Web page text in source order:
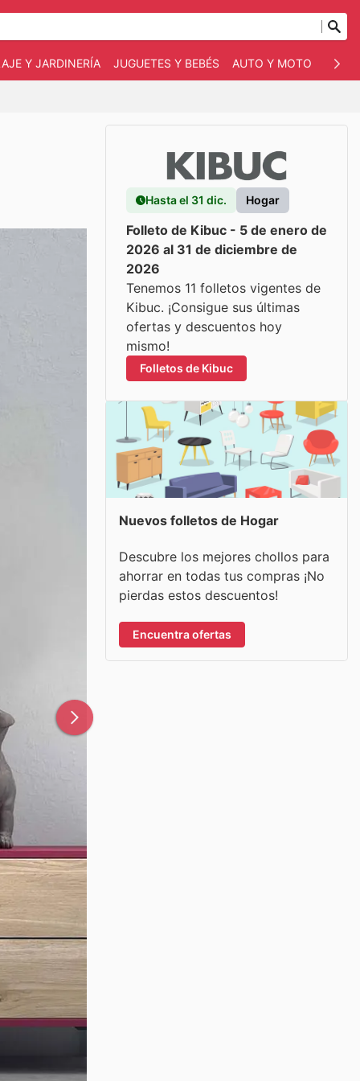
Y JARDINERÍA JUGUETES Y BEBÉS AUTO Y MOTO
Hasta el 31 dic. Hogar
Folleto de Kibuc - 5 de enero de
2026 al 31 de diciembre de
2026
Tenemos 11 folletos vigentes de
Kibuc. ¡Consigue sus últimas
ofertas y descuentos hoy
mismo!
Folletos de Kibuc
Nuevos folletos de Hogar
Descubre los mejores chollos para
ahorrar en todas tus compras ¡No
pierdas estos descuentos!
Encuentra ofertas